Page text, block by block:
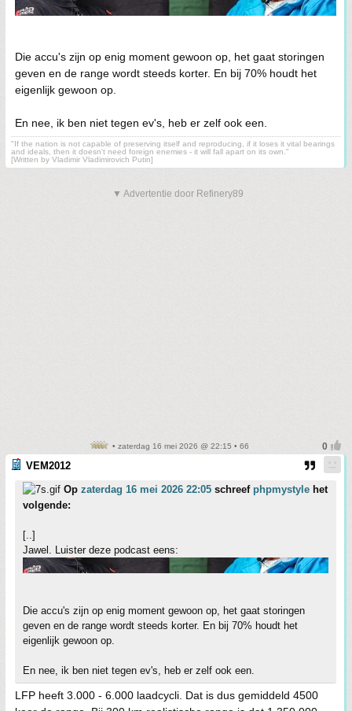
Die accu's zijn op enig moment gewoon op, het gaat storingen
geven en de range wordt steeds korter. En bij 70% houdt het
eigenlijk gewoon op.
En nee, ik ben niet tegen ev's, heb er zelf ook een.
"If the nation is not capable of preserving itself and reproducing, if it loses it vital bearings
and ideals, then it doesn't need foreign enemies - it will fall apart on its own."
[Written by Vladimir Vladimirovich Putin]
▼ Advertentie door Refinery89
• zaterdag 16 mei 2026 @ 22:15 • 66
VEM2012
Op zaterdag 16 mei 2026 22:05 schreef phpmystyle het
volgende:
[..]
Jawel. Luister deze podcast eens:
Die accu's zijn op enig moment gewoon op, het gaat storingen
geven en de range wordt steeds korter. En bij 70% houdt het
eigenlijk gewoon op.
En nee, ik ben niet tegen ev's, heb er zelf ook een.
LFP heeft 3.000 - 6.000 laadcycli. Dat is dus gemiddeld 4500